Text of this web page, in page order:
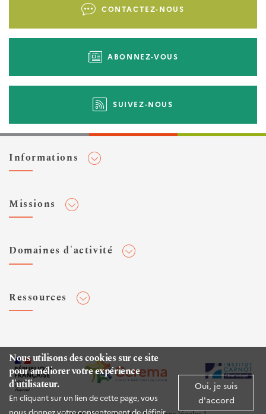
Nous utilisons des cookies sur ce site
pour améliorer votre expérience
d'utilisateur.
En cliquant sur un lien de cette page, vous
nous donnez votre consentement de définir
Oui, je suis
d'accord
CONTACTEZ-NOUS
ABONNEZ-VOUS
SUIVEZ-NOUS
Informations
Flux RSS
Veilles et newsletters
Expertises Territoires
Espace presse
Missions
Normalisation
Domaines d'activité
Infrastructures de transport
Environnement et risques
Mer et littoral
Ressources
Rapports d'étude
Publications HAL
Documentation routière (DTRF)
Logiciels & apps